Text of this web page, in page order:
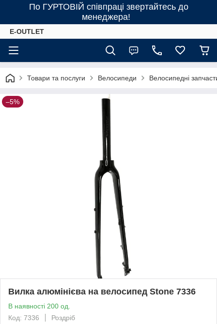
По ГУРТОВІЙ співпраці звертайтесь до
менеджера!
E-OUTLET
Товари та послуги Велосипеди Велосипедні
–5%
Вилка алюмінієва на велосипед Stone 7336
В наявності 200 од.
Код: 7336
Роздріб